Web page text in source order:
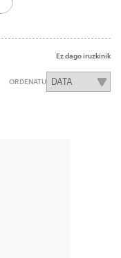
Ez dago iruzkinik
ORDENATU